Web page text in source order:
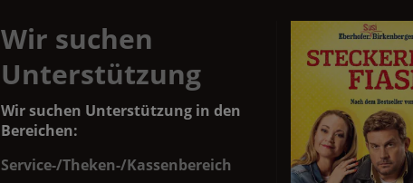
Wir suchen
Unterstützung
Wir suchen Unterstützung in den
Bereichen:
Service-/Theken-/Kassenbereich